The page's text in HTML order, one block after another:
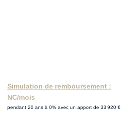
Simulation de remboursement :
NC/mois
pendant 20 ans à 0% avec un apport de 33 920 €